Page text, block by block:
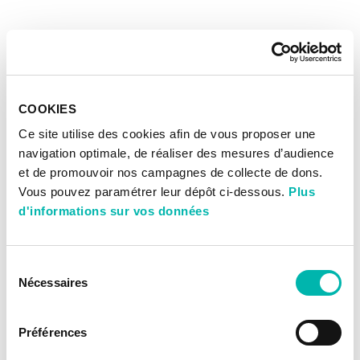
COOKIES
Ce site utilise des cookies afin de vous proposer une
navigation optimale, de réaliser des mesures d’audience
et de promouvoir nos campagnes de collecte de dons.
Vous pouvez paramétrer leur dépôt ci-dessous. Plus
d'informations sur vos données
Nécessaires
Préférences